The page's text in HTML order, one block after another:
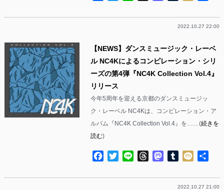
2022.10.27 22:00
【NEWS】ダンスミュージック・レーベ
ル NC4Kによるコンピレーション・シリ
ーズの第4弾『NC4K Collection Vol.4』
リリース
今年5周年を迎える京都のダンスミュージッ
ク・レーベル NC4Kは、コンピレーション・ア
ルバム『NC4K Collection Vol.4』を……(続きを
読む)
Facebook
TwitterLine ThreadsMastodon
Tumblr
Mixi
2022.10.27 21:00